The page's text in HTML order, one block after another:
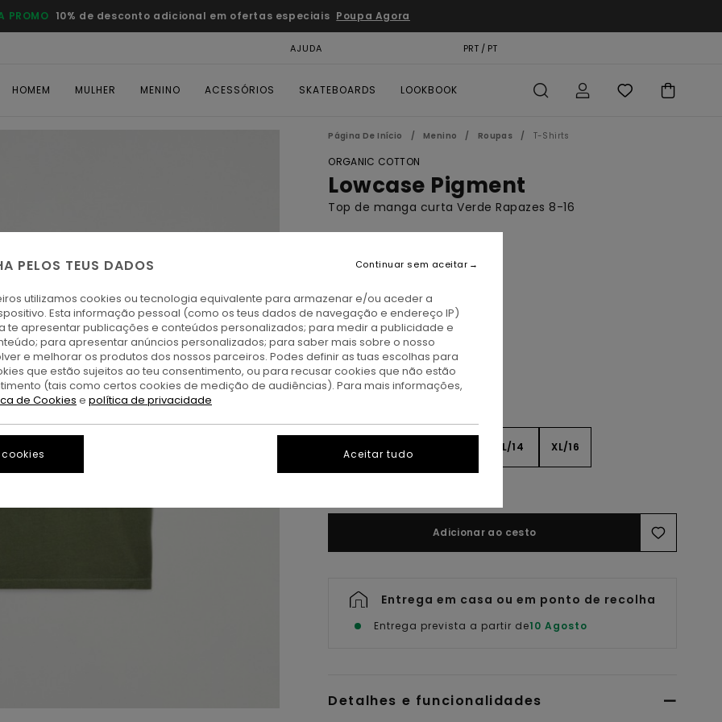
PROMO 10% de desconto adicional em ofertas especiais Poupa Agora
AJUDA PRT / PT
HOMEM MULHER MENINO ACESSÓRIOS SKATEBOARDS LOOKBOOK
Página De Início Menino Roupas T-Shirts
ORGANIC COTTON
Lowcase Pigment
Top de manga curta Verde Rapazes 8-16
€ 25,00
CorBronze Green
L/14 XL/16
Adicionar ao cesto
Entrega em casa ou em ponto de recolha
Entrega prevista a partir de10 Agosto
Detalhes e funcionalidades
PELOS TEUS DADOS
utilizamos cookies ou tecnologia equivalente para armazenar e/ou aceder a
Esta informação pessoal (como os teus dados de navegação e endereço IP)
te apresentar publicações e conteúdos personalizados; para medir a publicidade e
para apresentar anúncios personalizados; para saber mais sobre o nosso
e melhorar os produtos dos nossos parceiros. Podes definir as tuas escolhas para
que estão sujeitos ao teu consentimento, ou para recusar cookies que não estão
(tais como certos cookies de medição de audiências). Para mais informações,
de Cookies e política de privacidade
Continuar sem aceitar
Aceitar tudo